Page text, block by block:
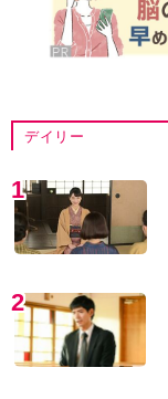
デイリー
1
2